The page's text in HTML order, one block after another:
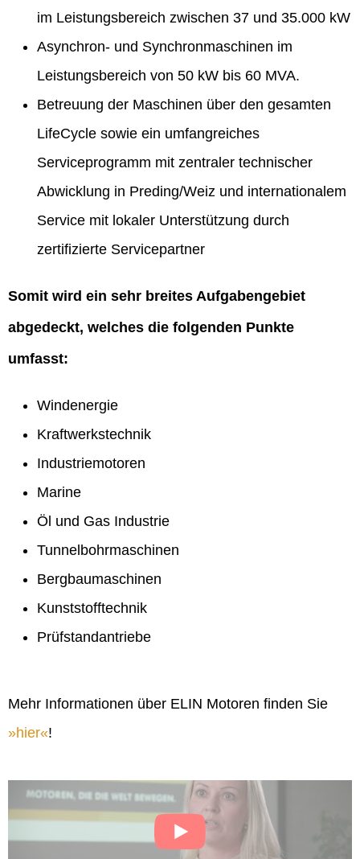
im Leistungsbereich zwischen 37 und 35.000 kW
Asynchron- und Synchronmaschinen im
Leistungsbereich von 50 kW bis 60 MVA.
Betreuung der Maschinen über den gesamten
LifeCycle sowie ein umfangreiches
Serviceprogramm mit zentraler technischer
Abwicklung in Preding/Weiz und internationalem
Service mit lokaler Unterstützung durch
zertifizierte Servicepartner
Somit wird ein sehr breites Aufgabengebiet
abgedeckt, welches die folgenden Punkte
umfasst:
Windenergie
Kraftwerkstechnik
Industriemotoren
Marine
Öl und Gas Industrie
Tunnelbohrmaschinen
Bergbaumaschinen
Kunststofftechnik
Prüfstandantriebe
Mehr Informationen über ELIN Motoren finden Sie
hier !